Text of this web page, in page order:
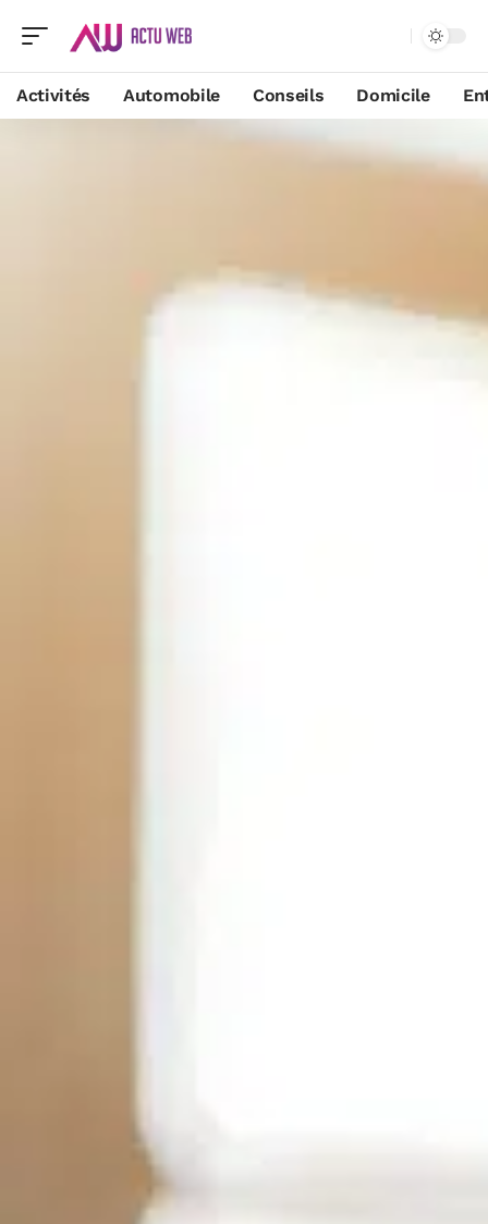
Activités Automobile Conseils Domicile